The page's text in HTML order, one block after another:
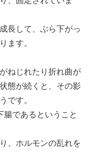
長して、ぶら下がっ
ます。
ねじれたり折れ曲が
態が続くと、その影
です。
腸であるということ
、ホルモンの乱れを